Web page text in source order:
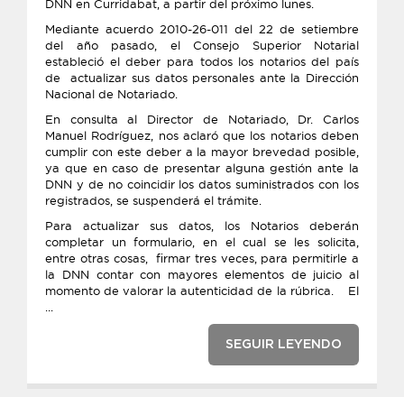
DNN en Curridabat, a partir del próximo lunes.
Mediante acuerdo 2010-26-011 del 22 de setiembre
del año pasado, el Consejo Superior Notarial
estableció el deber para todos los notarios del país
de actualizar sus datos personales ante la Dirección
Nacional de Notariado.
En consulta al Director de Notariado, Dr. Carlos
Manuel Rodríguez, nos aclaró que los notarios deben
cumplir con este deber a la mayor brevedad posible,
ya que en caso de presentar alguna gestión ante la
DNN y de no coincidir los datos suministrados con los
registrados, se suspenderá el trámite.
Para actualizar sus datos, los Notarios deberán
completar un formulario, en el cual se les solicita,
entre otras cosas, firmar tres veces, para permitirle a
la DNN contar con mayores elementos de juicio al
momento de valorar la autenticidad de la rúbrica. El
SEGUIR LEYENDO